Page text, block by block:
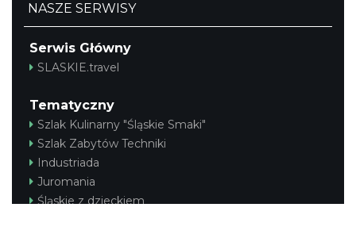
NASZE SERWISY
Serwis Główny
SLASKIE.travel
Tematyczny
Szlak Kulinarny "Śląskie Smaki"
Szlak Zabytów Techniki
Industriada
Juromania
Śląskie z dzieckiem